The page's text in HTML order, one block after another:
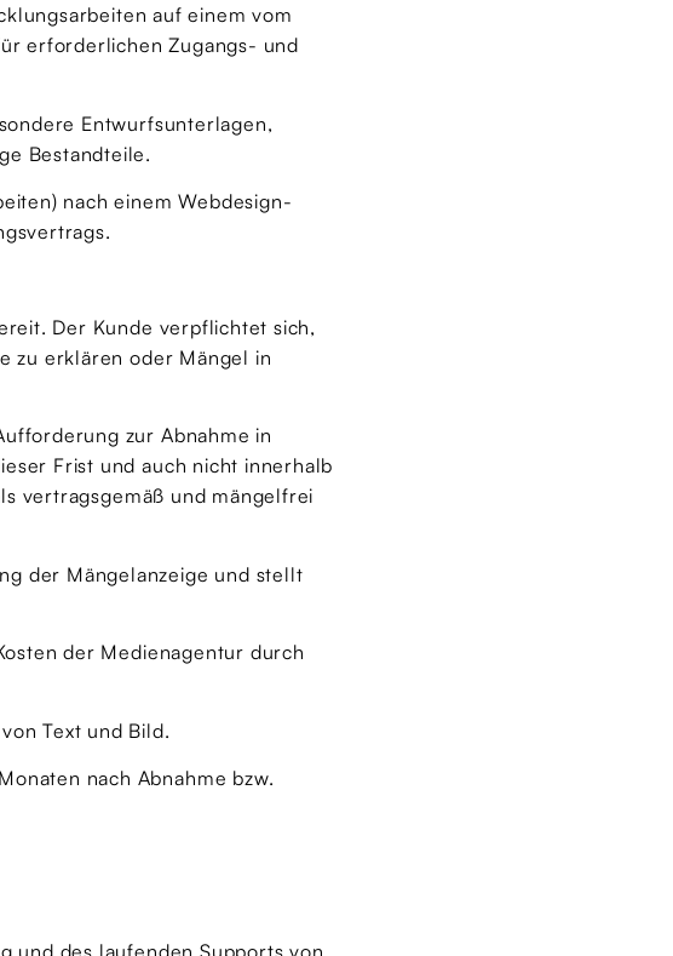
auf einem vom
erforderlichen Zugangs- und
Entwurfsunterlagen,
Bestandteile.
nach einem Webdesign-
Der Kunde verpflichtet sich,
zu erklären oder Mängel in
zur Abnahme in
Frist und auch nicht innerhalb
vertragsgemäß und mängelfrei
der Mängelanzeige und stellt
der Medienagentur durch
Text und Bild.
nach Abnahme bzw.